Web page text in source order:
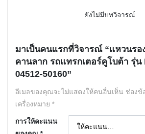
ยังไม่มีบทวิจารณ์
มาเป็นคนแรกที่วิจารณ์ “แหวนรอ
คานลาก รถแทรกเตอร์คูโบต้า รุ่น
04512-50160”
อีเมลของคุณจะไม่แสดงให้คนอื่นเห็น ช่องข้
เครื่องหมาย *
การให้คะแนน